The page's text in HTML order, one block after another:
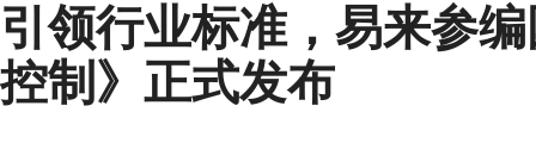
引领行业标准，易来参
控制》正式发布